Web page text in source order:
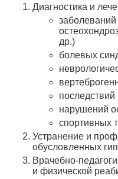
Диагностика и
заболеваний
др.)
болевых
нарушений
спортивных
Устранение и
обусловленных
Врачебно-
и физической